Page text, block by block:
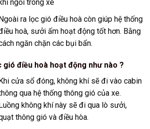
khi ngồi trong xe
ra lọc gió điều hoà còn giúp hệ thống
hoà, sưởi ấm hoạt động tốt hơn. Bằng
ngăn chặn các bụi bẩn.
gió điều hoà hoạt động như nào ?
Khi cửa sổ đóng, không khí sẽ đi vào cabin
qua hệ thống thông gió của xe.
Luồng không khí này sẽ đi qua lò sưởi,
thông gió và điều hòa.